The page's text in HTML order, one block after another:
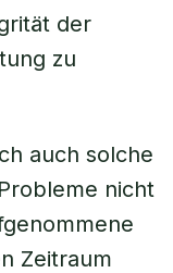
der
zu
auch solche
nicht
Zeitraum